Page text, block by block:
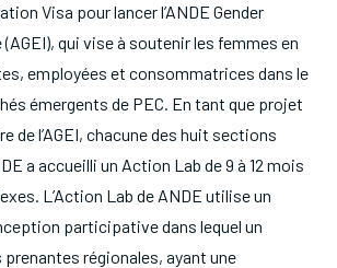
Visa pour lancer l’ANDE Gender
qui vise à soutenir les femmes en
employées et consommatrices dans le
émergents de PEC. En tant que projet
de l’AGEI, chacune des huit sections
a accueilli un Action Lab de 9 à 12 mois
L’Action Lab de ANDE utilise un
participative dans lequel un
régionales, ayant une